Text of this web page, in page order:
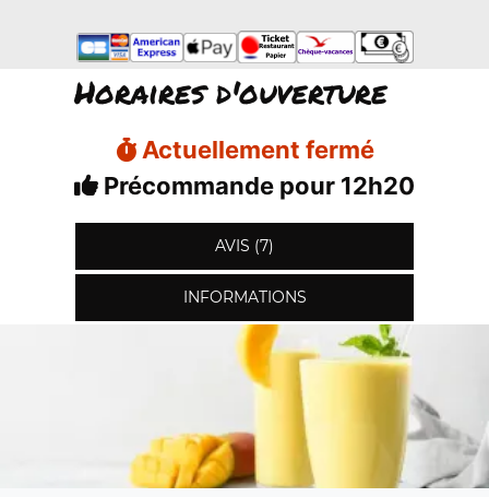
Horaires d'ouverture
Actuellement fermé
Précommande pour 12h20
AVIS (7)
INFORMATIONS